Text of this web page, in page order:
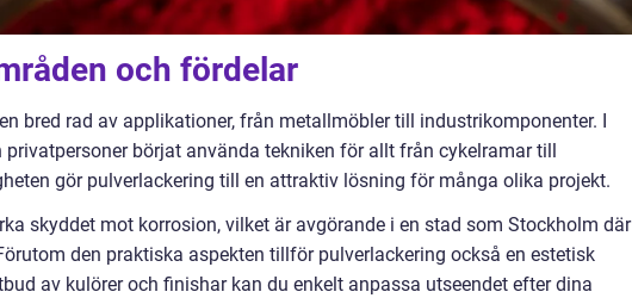
och fördelar
bred rad av applikationer, från metallmöbler till industrikomponenter. I
börjat använda tekniken för allt från cykelramar till
gör pulverlackering till en attraktiv lösning för många olika projekt.
skyddet mot korrosion, vilket är avgörande i en stad som Stockholm där
den praktiska aspekten tillför pulverlackering också en estetisk
av kulörer och finishar kan du enkelt anpassa utseendet efter dina